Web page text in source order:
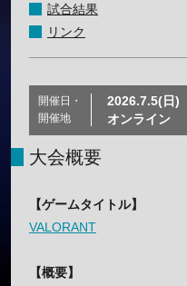
試合結果
リンク
開催日・
開催地
2026.7.5(日)
オンライン
大会概要
【ゲームタイトル】
VALORANT
【概要】